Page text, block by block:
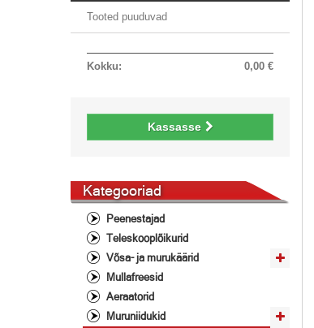
Tooted puuduvad
0,00 €
Kokku:
Kassasse
Kategooriad
Peenestajad
Teleskooplõikurid
Võsa- ja murukäärid
Mullafreesid
Aeraatorid
Muruniidukid